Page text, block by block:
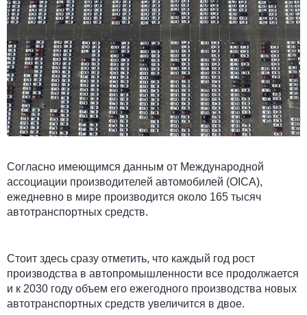
Согласно имеющимся данным от Международной
ассоциации производителей автомобилей (OICA),
ежедневно в мире производится около 165 тысяч
автотранспортных средств.
Стоит здесь сразу отметить, что каждый год рост
производства в автопромышленности все продолжается
и к 2030 году объем его ежегодного производства новых
автотранспортных средств увеличится в двое.